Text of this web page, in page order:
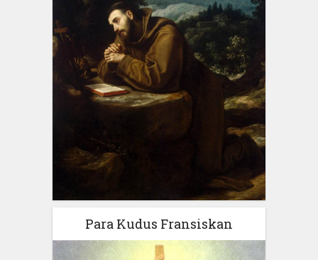
Para Kudus Fransiskan